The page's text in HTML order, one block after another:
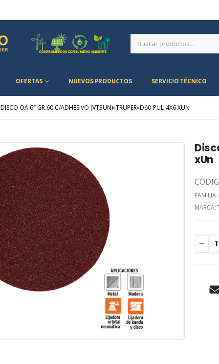
OFERTAS NUEVOS PRODUCTOS SERVICIO TÉCNICO
DISCO OA 6″ GR.60 C/ADHESIVO (VT3UN)»TRUPER»D60-PUL-4X6 XUN
xUn
FAMILIA:
MARCA: